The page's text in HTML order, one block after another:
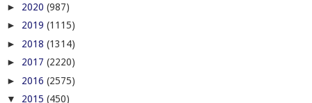
► 2020 (987)
► 2019 (1115)
► 2018 (1314)
► 2017 (2220)
► 2016 (2575)
▼ 2015 (450)